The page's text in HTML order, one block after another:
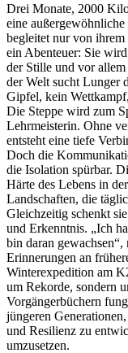
Drei Monate, 2000
eine
begleitet nur von
ein Abenteuer: Sie
der Stille und vor
der Welt sucht Lunger
Gipfel, kein
Die Steppe wird zum
Lehrmeisterin. Ohne
entsteht eine tiefe
Doch die
die Isolation spürbar.
Härte des Lebens in
Landschaften, die
Gleichzeitig schenkt
und Erkenntnis. „Ich
bin daran
Erinnerungen an
Winterexpedition am
um Rekorde, sondern
Vorgängerbüchern
jüngeren
und Resilienz zu
umzusetzen.